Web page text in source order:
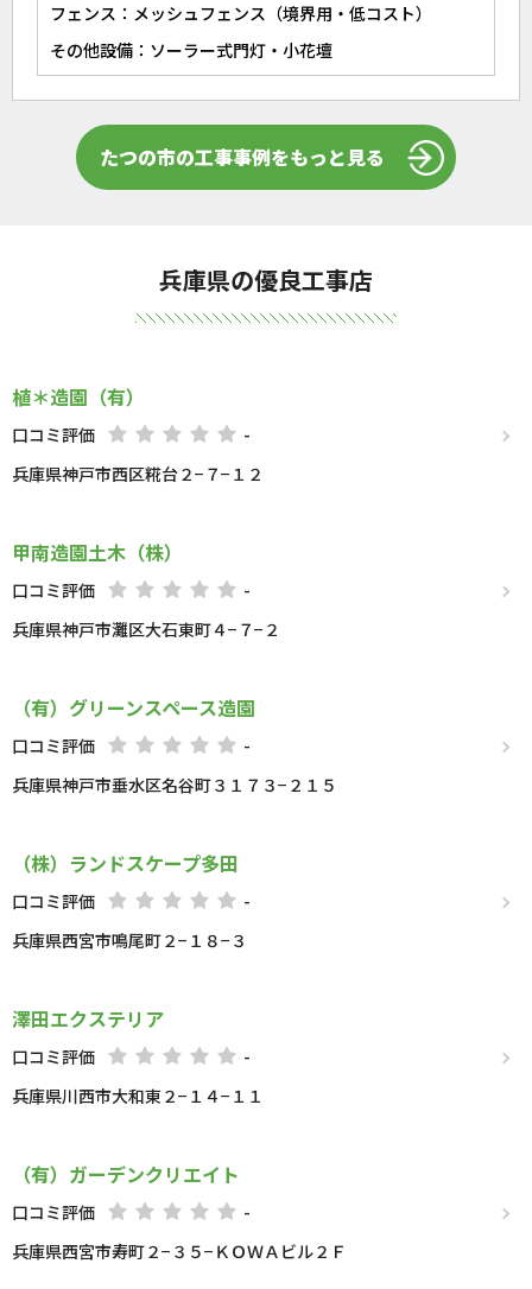
フェンス：メッシュフェンス（境界用・低コスト）
その他設備：ソーラー式門灯・小花壇
たつの市の工事事例をもっと見る
兵庫県の優良工事店
植＊造園（有）
口コミ評価
-
兵庫県神戸市西区糀台２−７−１２
甲南造園土木（株）
口コミ評価
-
兵庫県神戸市灘区大石東町４−７−２
（有）グリーンスペース造園
口コミ評価
-
兵庫県神戸市垂水区名谷町３１７３−２１５
（株）ランドスケープ多田
口コミ評価
-
兵庫県西宮市鳴尾町２−１８−３
澤田エクステリア
口コミ評価
-
兵庫県川西市大和東２−１４−１１
（有）ガーデンクリエイト
口コミ評価
-
兵庫県西宮市寿町２−３５−ＫＯＷＡビル２Ｆ